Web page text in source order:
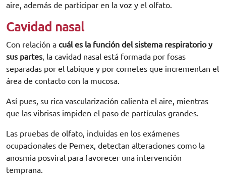
aire, además de participar en la voz y el olfato.
Cavidad nasal
Con relación a cuál es la función del sistema respiratorio y
sus partes, la cavidad nasal está formada por fosas
separadas por el tabique y por cornetes que incrementan el
área de contacto con la mucosa.
Así pues, su rica vascularización calienta el aire, mientras
que las vibrisas impiden el paso de partículas grandes.
Las pruebas de olfato, incluidas en los exámenes
ocupacionales de Pemex, detectan alteraciones como la
anosmia posviral para favorecer una intervención
temprana.